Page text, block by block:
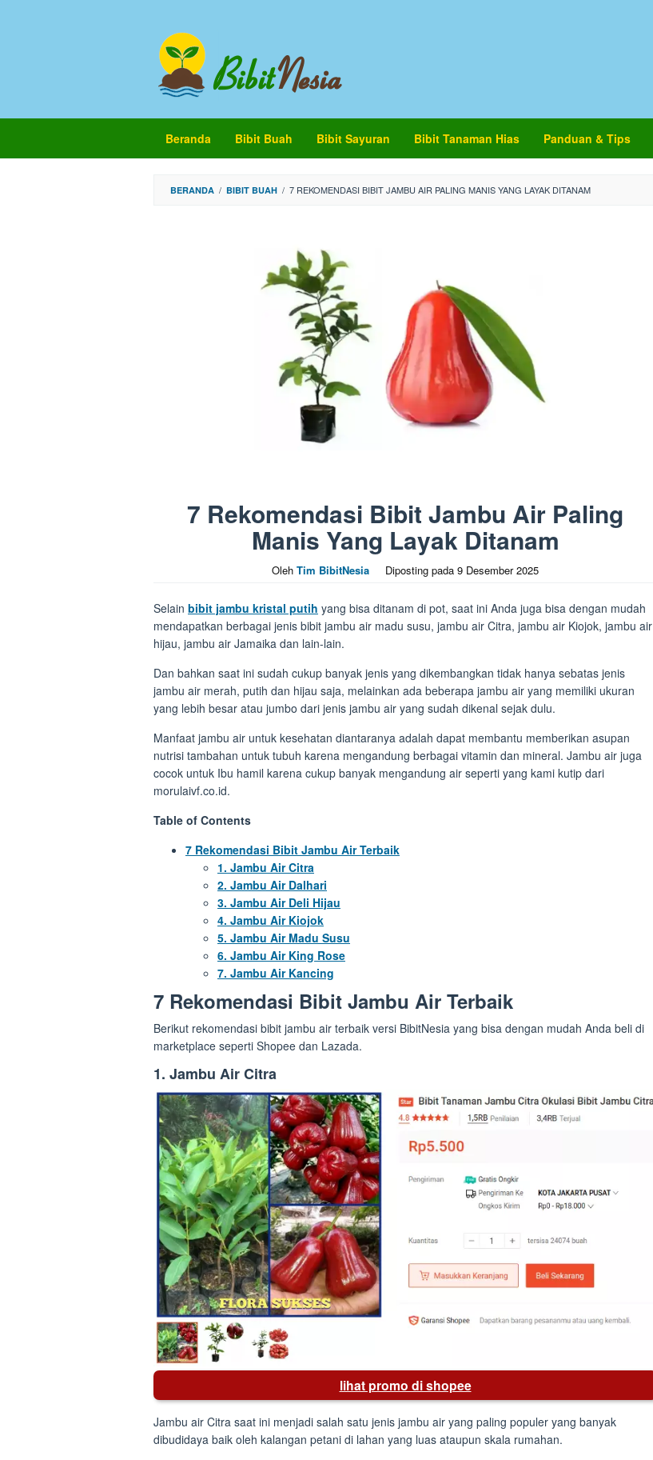
Beranda Bibit Buah Bibit Sayuran Bibit Tanaman Hias Panduan & Tips
BERANDA / BIBIT BUAH / 7 REKOMENDASI BIBIT JAMBU AIR PALING MANIS YANG LAYAK DITANAM
7 Rekomendasi Bibit Jambu Air Paling
Manis Yang Layak Ditanam
Oleh Tim BibitNesia Diposting pada 9 Desember 2025
Selain bibit jambu kristal putih yang bisa ditanam di pot, saat ini Anda juga bisa dengan mudah
mendapatkan berbagai jenis bibit jambu air madu susu, jambu air Citra, jambu air Kiojok, jambu air
hijau, jambu air Jamaika dan lain-lain.
Dan bahkan saat ini sudah cukup banyak jenis yang dikembangkan tidak hanya sebatas jenis
jambu air merah, putih dan hijau saja, melainkan ada beberapa jambu air yang memiliki ukuran
yang lebih besar atau jumbo dari jenis jambu air yang sudah dikenal sejak dulu.
Manfaat jambu air untuk kesehatan diantaranya adalah dapat membantu memberikan asupan
nutrisi tambahan untuk tubuh karena mengandung berbagai vitamin dan mineral. Jambu air juga
cocok untuk Ibu hamil karena cukup banyak mengandung air seperti yang kami kutip dari
morulaivf.co.id.
Table of Contents
7 Rekomendasi Bibit Jambu Air Terbaik
1. Jambu Air Citra
2. Jambu Air Dalhari
3. Jambu Air Deli Hijau
4. Jambu Air Kiojok
5. Jambu Air Madu Susu
6. Jambu Air King Rose
7. Jambu Air Kancing
7 Rekomendasi Bibit Jambu Air Terbaik
Berikut rekomendasi bibit jambu air terbaik versi BibitNesia yang bisa dengan mudah Anda beli di
marketplace seperti Shopee dan Lazada.
1. Jambu Air Citra
lihat promo di shopee
Jambu air Citra saat ini menjadi salah satu jenis jambu air yang paling populer yang banyak
dibudidaya baik oleh kalangan petani di lahan yang luas ataupun skala rumahan.